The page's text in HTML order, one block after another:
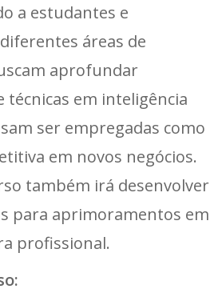
a estudantes e
áreas de
aprofundar
técnicas em inteligência
ser empregadas como
em novos negócios.
também irá desenvolver
para aprimoramentos em
profissional.